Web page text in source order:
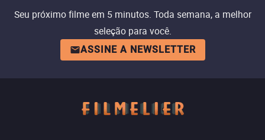
Seu próximo filme em 5 minutos. Toda semana, a melhor
seleção para você.
ASSINE A NEWSLETTER